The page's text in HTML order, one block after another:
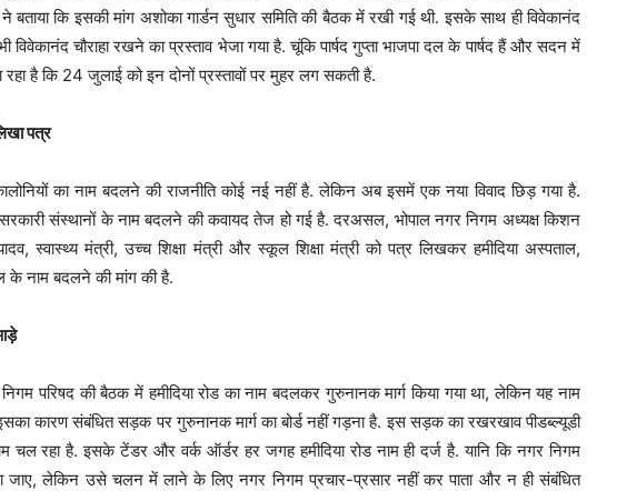
ने बताया कि इसकी मांग अशोका गार्डन सुधार समिति की बैठक में रखी गई थी. इसके साथ ही विवेकानंद
विवेकानंद चौराहा रखने का प्रस्ताव भेजा गया है. चूंकि पार्षद गुप्ता भाजपा दल के पार्षद हैं और सदन में
है कि 24 जुलाई को इन दोनों प्रस्तावों पर मुहर लग सकती है.
पत्र
का नाम बदलने की राजनीति कोई नई नहीं है. लेकिन अब इसमें एक नया विवाद छिड़ गया है.
सरकारी संस्थानों के नाम बदलने की कवायद तेज हो गई है. दरअसल, भोपाल नगर निगम अध्यक्ष किशन
स्वास्थ्य मंत्री, उच्च शिक्षा मंत्री और स्कूल शिक्षा मंत्री को पत्र लिखकर हमीदिया अस्पताल,
के नाम बदलने की मांग की है.
परिषद की बैठक में हमीदिया रोड का नाम बदलकर गुरुनानक मार्ग किया गया था, लेकिन यह नाम
कारण संबंधित सड़क पर गुरुनानक मार्ग का बोर्ड नहीं गड़ना है. इस सड़क का रखरखाव पीडब्ल्यूडी
चल रहा है. इसके टेंडर और वर्क ऑर्डर हर जगह हमीदिया रोड नाम ही दर्ज है. यानि कि नगर निगम
जाए, लेकिन उसे चलन में लाने के लिए नगर निगम प्रचार-प्रसार नहीं कर पाता और न ही संबंधित